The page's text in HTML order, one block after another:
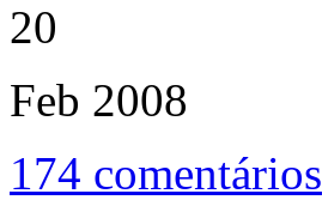
20
Feb 2008
174 comentários